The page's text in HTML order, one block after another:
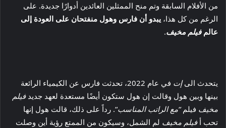
من الأفلام السابقة وتم منح الممثلين العائدين أدوارًا جديدة. على
الرغم من كل هذا، يبدو أن فارس وهول منفتحان على العودة إلى
عالمفيلم مخيف.
يتحدث الىإت
في عام 2022، تحدثت فارس عن الكيمياء الرائعة
بينها وبين هول وقالت إن هول ستكون أيضًا مستعدة لعهد جديدفيلم
مخيف فيلم“مع الراتب المناسب“. رداً على ذلك، قالت هول إنها
تحب أفيلم مخيف لم الشمل، وسيكون من الممتع رؤية أين وصلت